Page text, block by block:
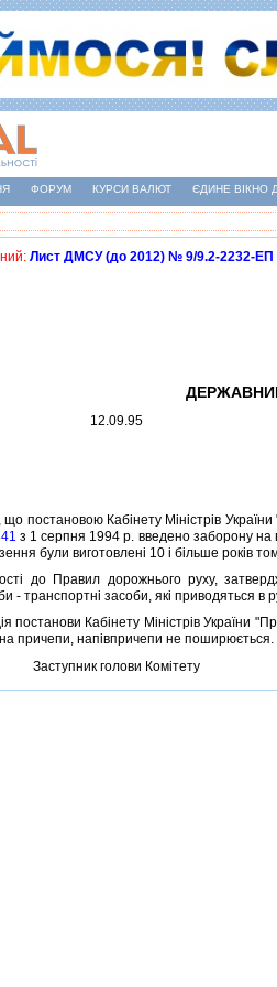
ФОРУМ КУРСИ ВАЛЮТ ЄДИНЕ ВІКНО
Лист ДМСУ (до 2012) № 9/9.2-2232-ЕП
12.09.95
постановою Кабiнету Мiнiстрiв України
з 1 серпня 1994 р. введено заборону на
були виготовленi 10 i бiльше рокiв
Правил дорожнього руху,
- транспортнi засоби, якi приводяться в
постанови Кабiнету Мiнiстрiв України
на причепи, напiвпричепи не поширюється.
Заступник голови Комiтету